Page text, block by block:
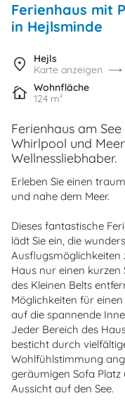
Ferienhaus mit
in Hejlsminde
Hejls
Karte anzeigen
Wohnfläche
124 m²
Ferienhaus am
Whirlpool und
Wellnessliebhaber.
Erleben Sie einen
und nahe dem Meer.
Dieses fantastische
lädt Sie ein, die
Ausflugsmöglichkeiten
Haus nur einen kurzen
des Kleinen Belts
Möglichkeiten für
auf die spannende
Jeder Bereich des
besticht durch
Wohlfühlstimmung
geräumigen Sofa Platz
Aussicht auf den See.